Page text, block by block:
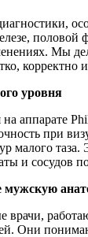
половой
Мы
корректно
уровня
аппарате
при
малого
и сосудов
мужскую
Они